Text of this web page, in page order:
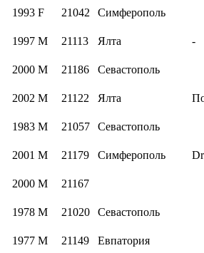
1993 F 21042 Симферополь
1997 M 21113 Ялта -
2000 M 21186 Севастополь
2002 M 21122 Ялта
1983 M 21057 Севастополь
2001 M 21179 Симферополь
2000 M 21167
1978 M 21020 Севастополь
1977 M 21149 Евпатория